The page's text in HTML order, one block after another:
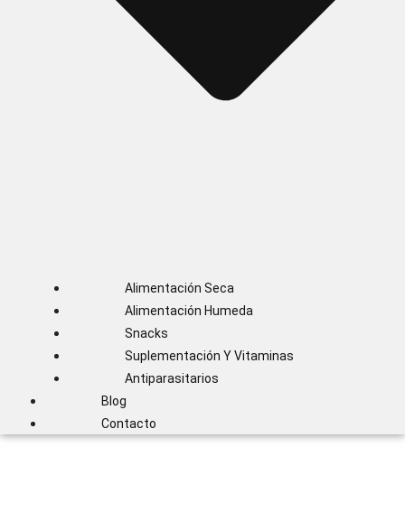
Alimentación Seca
Alimentación Humeda
Snacks
Suplementación Y Vitaminas
Antiparasitarios
Blog
Contacto